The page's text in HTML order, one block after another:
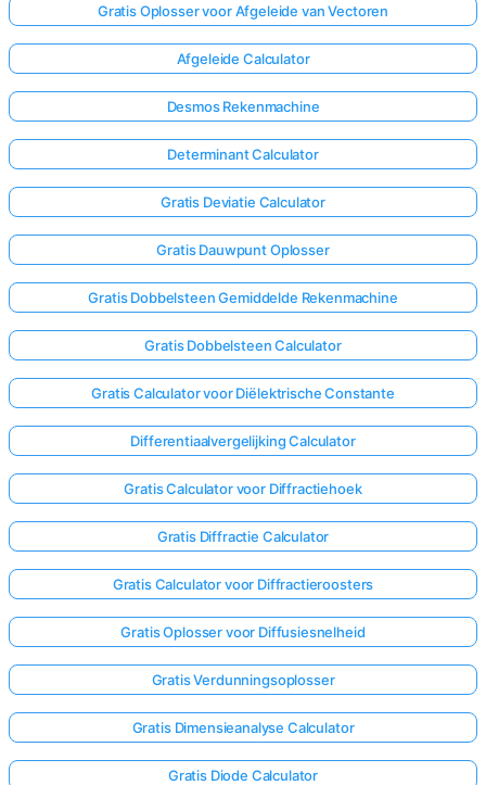
Gratis Oplosser voor Afgeleide van Vectoren
Afgeleide Calculator
Desmos Rekenmachine
Determinant Calculator
Gratis Deviatie Calculator
Gratis Dauwpunt Oplosser
Gratis Dobbelsteen Gemiddelde Rekenmachine
Gratis Dobbelsteen Calculator
Gratis Calculator voor Diëlektrische Constante
Differentiaalvergelijking Calculator
Gratis Calculator voor Diffractiehoek
Gratis Diffractie Calculator
Gratis Calculator voor Diffractieroosters
Gratis Oplosser voor Diffusiesnelheid
Gratis Verdunningsoplosser
Gratis Dimensieanalyse Calculator
Gratis Diode Calculator